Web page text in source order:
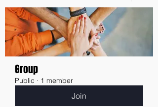
Group
Public · 1 member
Join